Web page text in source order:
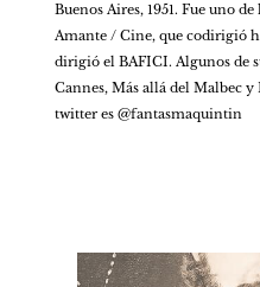
Buenos Aires, 1951. Fue uno
Amante / Cine, que codirigió
dirigió el BAFICI. Algunos de
Cannes, Más allá del Malbec
twitter es @fantasmaquintin